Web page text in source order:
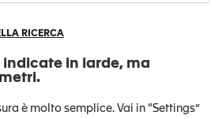
RICERCA
indicate in iarde, ma
è molto semplice. Vai in “Settings”